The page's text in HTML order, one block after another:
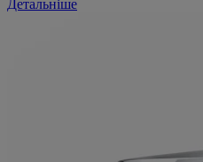
Детальніше